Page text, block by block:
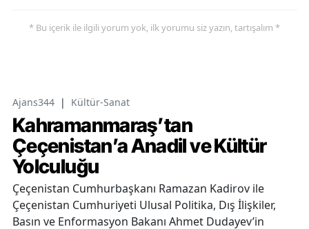
* Bu içerik ile ilgili yorum yok, ilk yorumu siz yazın, tartışalım *
Ajans344 | Kültür-Sanat
Kahramanmaraş’tan
Çeçenistan’a Anadil ve Kültür
Yolculuğu
Çeçenistan Cumhurbaşkanı Ramazan Kadirov ile
Çeçenistan Cumhuriyeti Ulusal Politika, Dış İlişkiler,
Basın ve Enformasyon Bakanı Ahmet Dudayev’in